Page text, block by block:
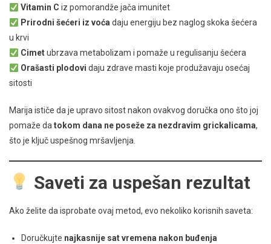
Vitamin C iz pomorandže jača imunitet
Prirodni šećeri iz voćadaju energiju bez naglog skoka šećera
u krvi
Cimetubrzava metabolizam i pomaže u regulisanju šećera
Orašasti plodovi daju zdrave masti koje produžavaju osećaj
sitosti
Marija ističe da je upravo sitost nakon ovakvog doručka ono što joj
pomaže datokom dana ne poseže za nezdravim grickalicama,
što je ključ uspešnog mršavljenja.
Saveti za uspešan rezultat
Ako želite da isprobate ovaj metod, evo nekoliko korisnih saveta:
Doručkujte najkasnije sat vremena nakon buđenja